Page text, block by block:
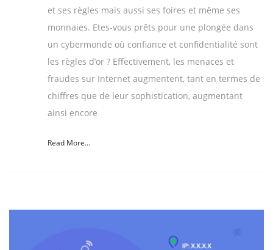
et ses règles mais aussi ses foires et même ses
monnaies. Etes-vous prêts pour une plongée dans
un cybermonde où confiance et confidentialité sont
les règles d’or ? Effectivement, les menaces et
fraudes sur Internet augmentent, tant en termes de
chiffres que de leur sophistication, augmentant
ainsi encore
Read More...